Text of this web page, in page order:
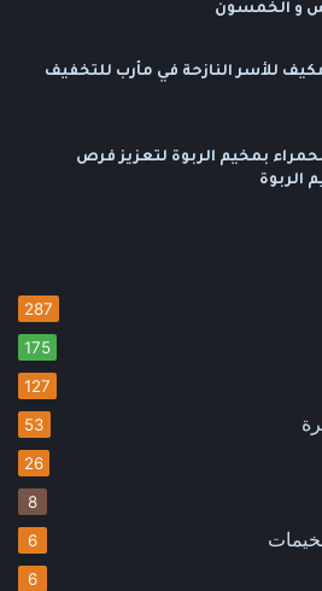
و الخمسون
للأسر النازحة في مأرب للتخفيف
بمخيم الربوة لتعزيز فرص
الربوة
287
175
127
53
26
8
6
6